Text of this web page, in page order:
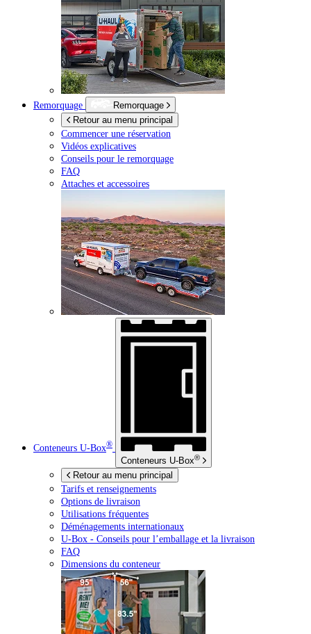
Remorquage
Remorquage
Retour au menu principal
Commencer une réservation
Vidéos explicatives
Conseils pour le remorquage
FAQ
Attaches et accessoires
Conteneurs U-Box®
Conteneurs U-Box®
Retour au menu principal
Tarifs et renseignements
Options de livraison
Utilisations fréquentes
Déménagements internationaux
U-Box - Conseils pour l’emballage et la livraison
FAQ
Dimensions du conteneur